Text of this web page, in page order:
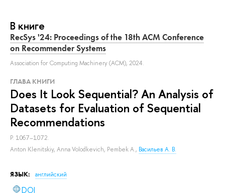
ГЛАВА КНИГИ
Does It Look Sequential? An Analysis of
Datasets for Evaluation of Sequential
Recommendations
P. 1067–1072.
Anton Klenitskiy, Anna Volodkevich, Pembek A., Васильев А. В.
ЯЗЫК: английский
DOI
В книге
RecSys '24: Proceedings of the 18th ACM Conference
on Recommender Systems
Association for Computing Machinery (ACM), 2024.